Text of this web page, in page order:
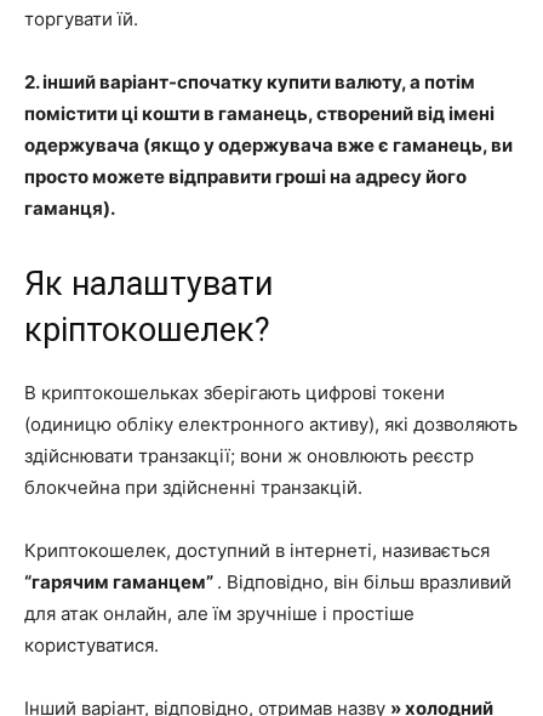
торгувати їй.
2.інший варіант-спочатку купити валюту, а потім
помістити ці кошти в гаманець, створений від імені
одержувача (якщо у одержувача вже є гаманець, ви
просто можете відправити гроші на адресу його
гаманця).
Як налаштувати
кріптокошелек?
В криптокошельках зберігають цифрові токени
(одиницю обліку електронного активу), які дозволяють
здійснювати транзакції; вони ж оновлюють реєстр
блокчейна при здійсненні транзакцій.
Криптокошелек, доступний в інтернеті, називається
“гарячим гаманцем” . Відповідно, він більш вразливий
для атак онлайн, але їм зручніше і простіше
користуватися.
Інший варіант, відповідно, отримав назву » холодний